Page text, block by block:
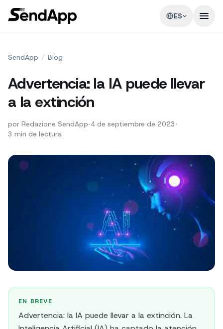
ES
SendApp / Blog
Advertencia: la IA puede llevar
a la extinción
por Redazione SendApp•4 de septiembre de 2023•
3 min de lectura
EN BREVE
Advertencia: la IA puede llevar a la extinción. La